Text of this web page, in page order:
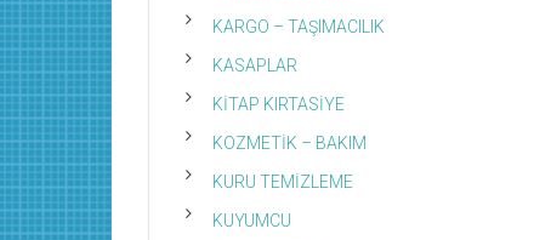
KARGO – TAŞIMACILIK
KASAPLAR
KİTAP KIRTASİYE
KOZMETİK – BAKIM
KURU TEMİZLEME
KUYUMCU